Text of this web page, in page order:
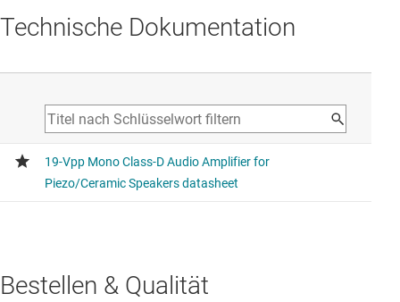
Technische Dokumentation
Bestellen & Qualität